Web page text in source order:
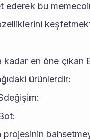
ederek bu
kadar en öne çıkan
ürünlerdir:
projesinin